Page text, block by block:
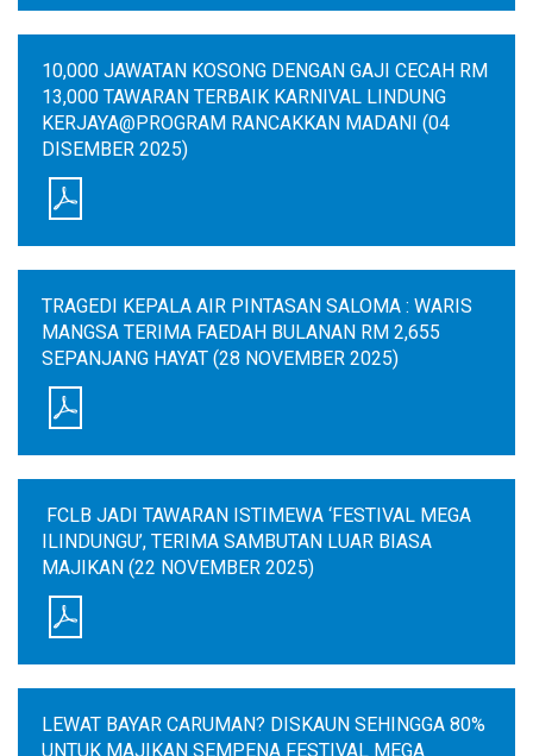
10,000 JAWATAN KOSONG DENGAN GAJI CECAH RM
13,000 TAWARAN TERBAIK KARNIVAL LINDUNG
KERJAYA@PROGRAM RANCAKKAN MADANI (04
DISEMBER 2025)
TRAGEDI KEPALA AIR PINTASAN SALOMA : WARIS
MANGSA TERIMA FAEDAH BULANAN RM 2,655
SEPANJANG HAYAT (28 NOVEMBER 2025)
FCLB JADI TAWARAN ISTIMEWA ‘FESTIVAL MEGA
ILINDUNGU’, TERIMA SAMBUTAN LUAR BIASA
MAJIKAN (22 NOVEMBER 2025)
LEWAT BAYAR CARUMAN? DISKAUN SEHINGGA 80%
UNTUK MAJIKAN SEMPENA FESTIVAL MEGA